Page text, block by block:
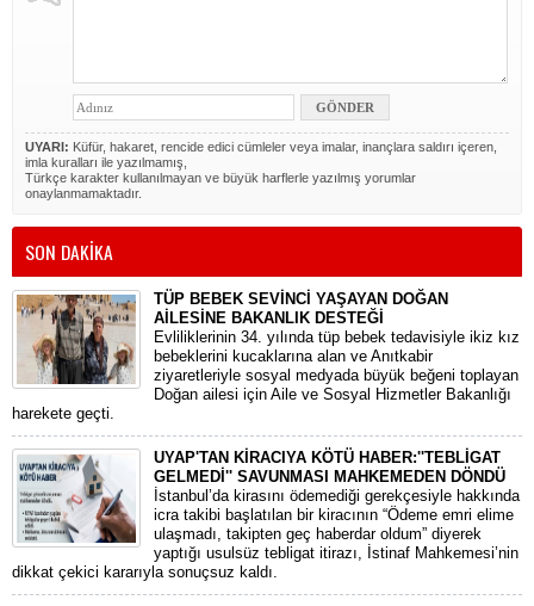
UYARI: Küfür, hakaret, rencide edici cümleler veya imalar, inançlara saldırı içeren,
imla kuralları ile yazılmamış,
Türkçe karakter kullanılmayan ve büyük harflerle yazılmış yorumlar
onaylanmamaktadır.
SON DAKİKA
TÜP BEBEK SEVİNCİ YAŞAYAN DOĞAN
AİLESİNE BAKANLIK DESTEĞİ
​Evliliklerinin 34. yılında tüp bebek tedavisiyle ikiz kız
bebeklerini kucaklarına alan ve Anıtkabir
ziyaretleriyle sosyal medyada büyük beğeni toplayan
Doğan ailesi için Aile ve Sosyal Hizmetler Bakanlığı
harekete geçti.
UYAP'TAN KİRACIYA KÖTÜ HABER:''TEBLİGAT
GELMEDİ'' SAVUNMASI MAHKEMEDEN DÖNDÜ
​İstanbul’da kirasını ödemediği gerekçesiyle hakkında
icra takibi başlatılan bir kiracının “Ödeme emri elime
ulaşmadı, takipten geç haberdar oldum” diyerek
yaptığı usulsüz tebligat itirazı, İstinaf Mahkemesi’nin
dikkat çekici kararıyla sonuçsuz kaldı.